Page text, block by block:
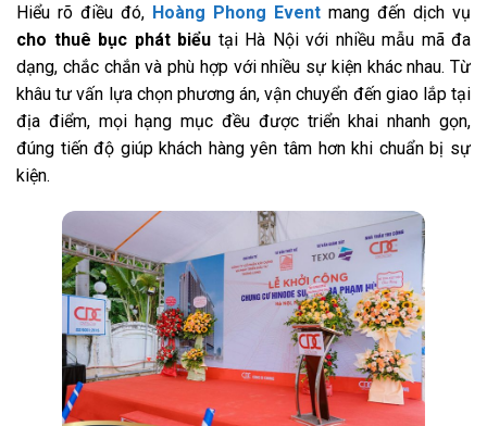
Hiểu rõ điều đó, Hoàng Phong Event mang đến dịch vụ
cho thuê bục phát biểu tại Hà Nội với nhiều mẫu mã đa
dạng, chắc chắn và phù hợp với nhiều sự kiện khác nhau. Từ
khâu tư vấn lựa chọn phương án, vận chuyển đến giao lắp tại
địa điểm, mọi hạng mục đều được triển khai nhanh gọn,
đúng tiến độ giúp khách hàng yên tâm hơn khi chuẩn bị sự
kiện.